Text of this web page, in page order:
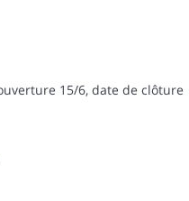
15/6, date de clôture